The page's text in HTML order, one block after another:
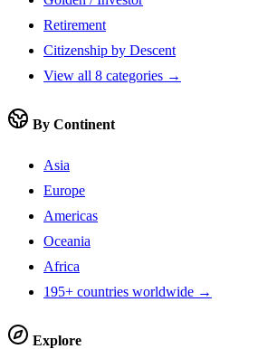
Retirement
Citizenship by Descent
View all 8 categories →
By Continent
Asia
Europe
Americas
Oceania
Africa
195+ countries worldwide →
Explore